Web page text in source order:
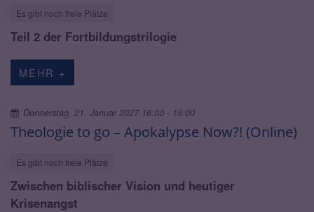
Es gibt noch freie Plätze
Teil 2 der Fortbildungstrilogie
MEHR +
Theologie to go – Apokalypse Now?! (Online)
Es gibt noch freie Plätze
Donnerstag, 21. Januar 2027 16:00 - 18:00
Zwischen biblischer Vision und heutiger
Krisenangst